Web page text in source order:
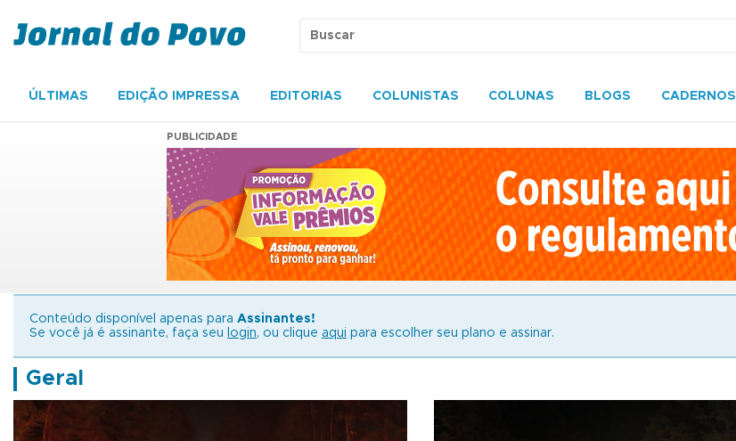
ÚLTIMAS EDIÇÃO IMPRESSA EDITORIAS COLUNISTAS COLUNAS BLOGS CADERNOS
PUBLICIDADE
Conteúdo disponível apenas para Assinantes!
Se você já é assinante, faça seu
login, ou clique aqui para escolher seu plano e assinar.
Geral